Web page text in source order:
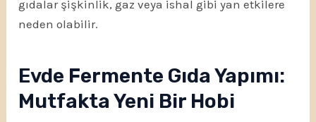
gıdalar şişkinlik, gaz veya ishal gibi yan etkilere
neden olabilir.
Evde Fermente Gıda Yapımı:
Mutfakta Yeni Bir Hobi